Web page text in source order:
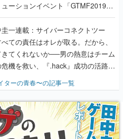
ーションイベント「GTMF2019」
、より理解を深めよう【PR】
圭一連載：サイバーコネクトツー
ての責任はオレが取る。だから、
てくれないか──男の熱意はチーム
機を救い、『.hack』成功の活路を
業界の快男児・松山 洋に流れる血は
ャンプ』色だった【若ゲのいた
ターの青春〜の記事一覧